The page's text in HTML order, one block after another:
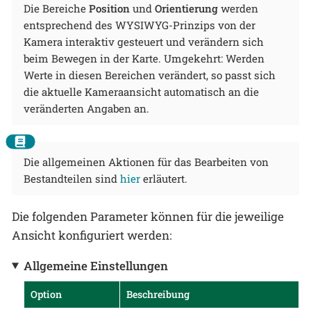
Die Bereiche Position und Orientierung werden
entsprechend des WYSIWYG-Prinzips von der
Kamera interaktiv gesteuert und verändern sich
beim Bewegen in der Karte. Umgekehrt: Werden
Werte in diesen Bereichen verändert, so passt sich
die aktuelle Kameraansicht automatisch an die
veränderten Angaben an.
Die allgemeinen Aktionen für das Bearbeiten von
Bestandteilen sind hier erläutert.
Die folgenden Parameter können für die jeweilige
Ansicht konfiguriert werden:
Allgemeine Einstellungen
Option Beschreibung